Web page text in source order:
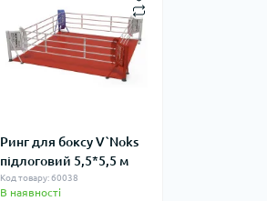
Ринг для боксу V`Noks
підлоговий 5,5*5,5 м
Код товару: 60038
В наявності